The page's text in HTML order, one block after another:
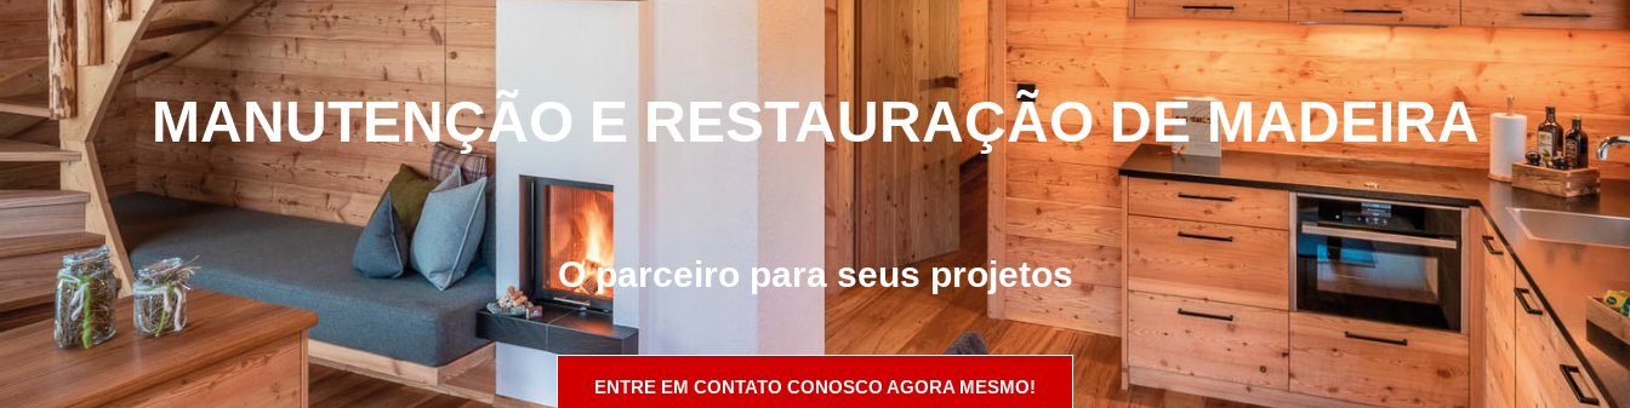
MANUTENÇÃO E RESTAURAÇÃO DE MADEIRA
O parceiro para seus projetos
ENTRE EM CONTATO CONOSCO AGORA MESMO!